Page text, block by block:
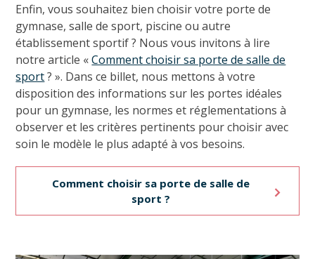
Enfin, vous souhaitez bien choisir votre porte de
gymnase, salle de sport, piscine ou autre
établissement sportif ? Nous vous invitons à lire
notre article «Comment choisir sa porte de salle de
sport? ». Dans ce billet, nous mettons à votre
disposition des informations sur les portes idéales
pour un gymnase, les normes et réglementations à
observer et les critères pertinents pour choisir avec
soin le modèle le plus adapté à vos besoins.
Comment choisir sa porte de salle de
sport ?